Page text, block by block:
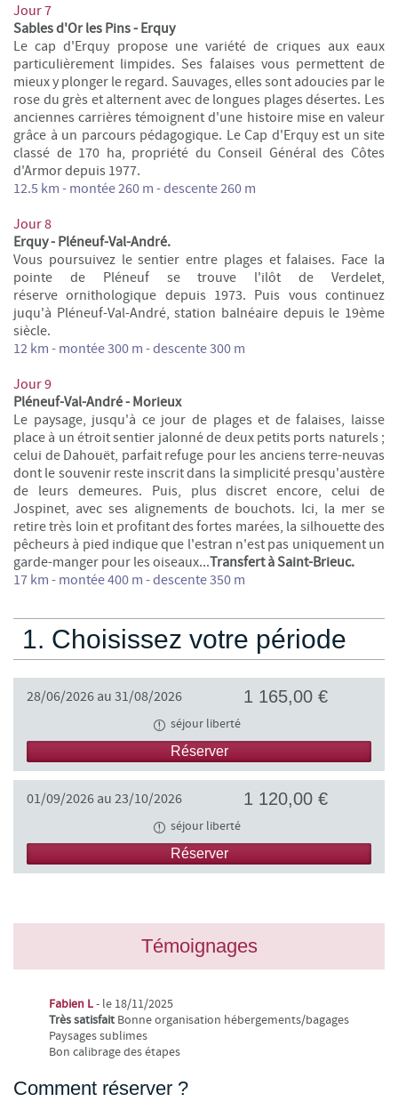
Jour 7
Sables d'Or les Pins - Erquy
Le cap d'Erquy propose une variété de criques aux eaux
particulièrement limpides. Ses falaises vous permettent de
mieux y plonger le regard. Sauvages, elles sont adoucies par le
rose du grès et alternent avec de longues plages désertes. Les
anciennes carrières témoignent d'une histoire mise en valeur
grâce à un parcours pédagogique. Le Cap d'Erquy est un site
classé de 170 ha, propriété du Conseil Général des Côtes
d'Armor depuis 1977.
12.5 km - montée 260 m -descente 260 m
Jour 8
Erquy - Pléneuf-Val-André.
Vous poursuivez le sentier entre plages et falaises. Face la
pointe de Pléneuf se trouve l'ilôt de Verdelet,
réserve ornithologique depuis 1973. Puis vous continuez
juqu'à Pléneuf-Val-André, station balnéaire depuis le 19ème
siècle.
12 km - montée 300 m -descente 300 m
Jour 9
Pléneuf-Val-André - Morieux
Le paysage, jusqu'à ce jour de plages et de falaises, laisse
place à un étroit sentier jalonné de deux petits ports naturels ;
celui de Dahouët, parfait refuge pour les anciens terre-neuvas
dont le souvenir reste inscrit dans la simplicité presqu'austère
de leurs demeures. Puis, plus discret encore, celui de
Jospinet, avec ses alignements de bouchots. Ici, la mer se
retire très loin et profitant des fortes marées, la silhouette des
pêcheurs à pied indique que l'estran n'est pas uniquement un
garde-manger pour les oiseaux...Transfert à Saint-Brieuc.
17 km - montée400 m - descente 350 m
Témoignages
Fabien L- le 18/11/2025
Très satisfait Bonne organisation hébergements/bagages
Paysages sublimes
Bon calibrage des étapes
Comment réserver ?
1. Choisissez votre période
28/06/2026 au 31/08/2026 1 165,00 €
séjour liberté
Réserver
01/09/2026 au 23/10/2026 1 120,00 €
séjour liberté
Réserver